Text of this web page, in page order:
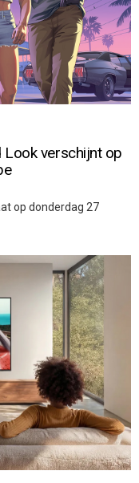
Look verschijnt op
op donderdag 27